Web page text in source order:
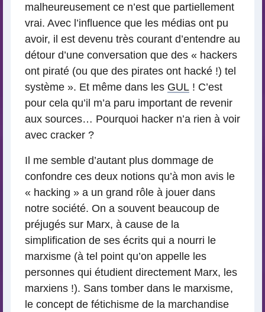
malheureusement ce n’est que partiellement
vrai. Avec l’influence que les médias ont pu
avoir, il est devenu très courant d’entendre au
détour d’une conversation que des « hackers
ont piraté (ou que des pirates ont hacké !) tel
système ». Et même dans les GUL ! C’est
pour cela qu’il m’a paru important de revenir
aux sources… Pourquoi hacker n’a rien à voir
avec cracker ?
Il me semble d’autant plus dommage de
confondre ces deux notions qu’à mon avis le
« hacking » a un grand rôle à jouer dans
notre société. On a souvent beaucoup de
préjugés sur Marx, à cause de la
simplification de ses écrits qui a nourri le
marxisme (à tel point qu’on appelle les
personnes qui étudient directement Marx, les
marxiens !). Sans tomber dans le marxisme,
le concept de fétichisme de la marchandise